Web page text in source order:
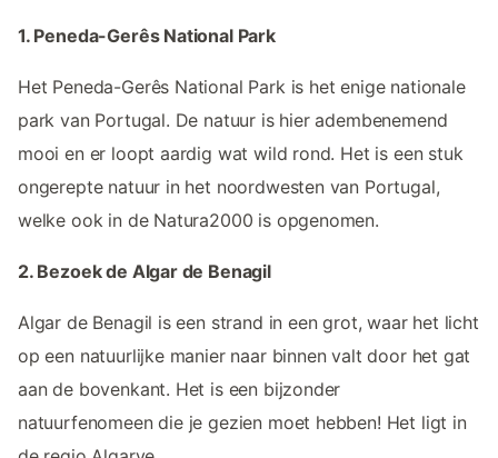
1. Peneda-Gerês National Park
Het Peneda-Gerês National Park is het enige nationale
park van Portugal. De natuur is hier adembenemend
mooi en er loopt aardig wat wild rond. Het is een stuk
ongerepte natuur in het noordwesten van Portugal,
welke ook in de Natura2000 is opgenomen.
2. Bezoek de Algar de Benagil
Algar de Benagil is een strand in een grot, waar het licht
op een natuurlijke manier naar binnen valt door het gat
aan de bovenkant. Het is een bijzonder
natuurfenomeen die je gezien moet hebben! Het ligt in